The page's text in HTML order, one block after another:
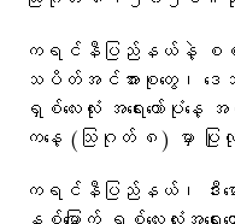
ကရင်နီပြည်နယ်နဲ့ စစ်
သပိတ်အင်အားစုတွေ၊ ဒေ
ရှစ်လေးလုံး အရေးတော်ပုံ
ကနေ့ (သြဂုတ် ၈) မှာ ပ
ကရင်နီပြည်နယ်၊ ဒီးမ